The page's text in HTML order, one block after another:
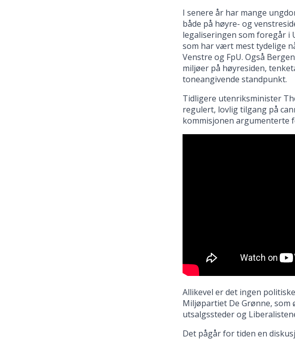
I senere år har mange
både på høyre- og
legaliseringen som foregår i
som har vært mest tydelige
Venstre og FpU. Også
miljøer på høyresiden,
toneangivende standpunkt.
Tidligere utenriksminister
regulert, lovlig tilgang på
kommisjonen argumenterte
Allikevel er det ingen
Miljøpartiet De Grønne,
utsalgssteder og
Det pågår for tiden en